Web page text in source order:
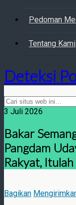
Pedoman
Tentang Kami
Deteksi
3 Juli 2026
Bakar
Pangdam
Rakyat,
Bagikan